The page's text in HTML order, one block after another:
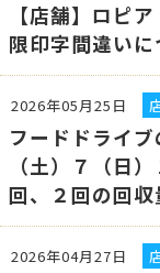
【店舗】ロピ
限印字間違い
2026年05月25日
フードドライ
（土）７（日
回、２回の回収
2026年04月27日